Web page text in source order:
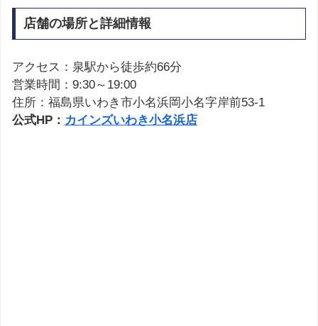
店舗の場所と詳細情報
アクセス：泉駅から徒歩約66分
営業時間：9:30～19:00
住所：福島県いわき市小名浜岡小名字岸前53-1
公式HP： カインズいわき小名浜店